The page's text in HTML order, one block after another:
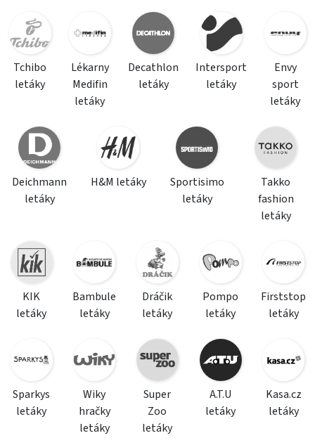
Tchibo
letáky
Lékarny
Medifin
letáky
Decathlon
letáky
Intersport
letáky
Envy
sport
letáky
Deichmann
letáky
H&M letáky
Sportisimo
letáky
Takko
fashion
letáky
KIK
letáky
Bambule
letáky
Dráčik
letáky
Pompo
letáky
Firststop
letáky
Sparkys
letáky
Wiky
hračky
letáky
Super
Zoo
letáky
A.T.U
letáky
Kasa.cz
letáky